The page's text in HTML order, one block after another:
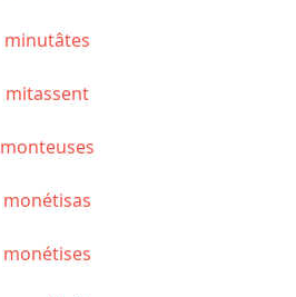
minutâtes
mitassent
monteuses
monétisas
monétises